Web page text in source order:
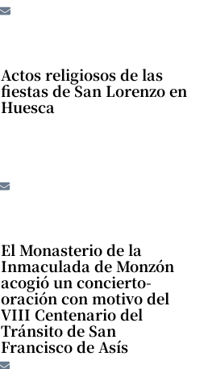
Actos religiosos de las
fiestas de San Lorenzo en
Huesca
El Monasterio de la
Inmaculada de Monzón
acogió un concierto-
oración con motivo del
VIII Centenario del
Tránsito de San
Francisco de Asís